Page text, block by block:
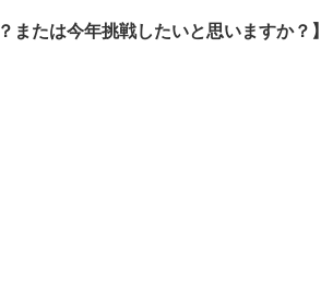
または今年挑戦したいと思いますか？】